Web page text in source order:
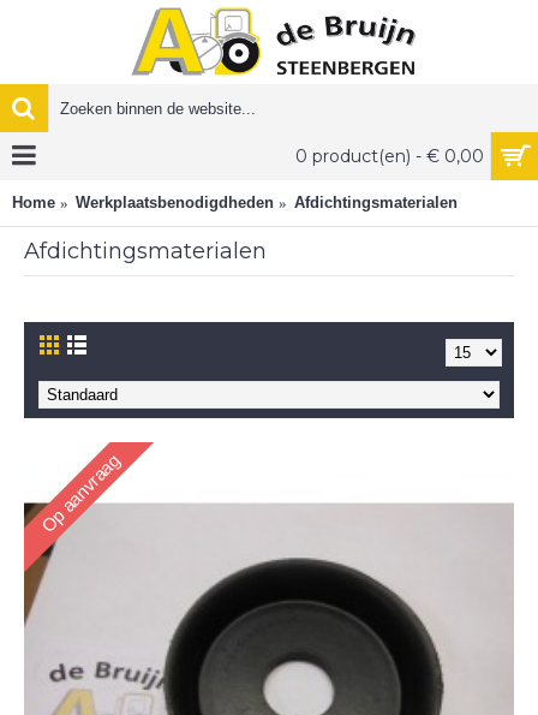
0 product(en) - € 0,00
Home Werkplaatsbenodigdheden Afdichtingsmaterialen
Afdichtingsmaterialen
Op aanvraag